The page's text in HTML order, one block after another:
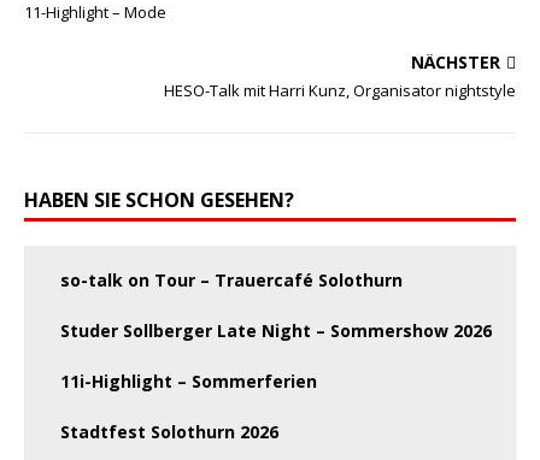
11-Highlight – Mode
NÄCHSTER
HESO-Talk mit Harri Kunz, Organisator nightstyle
HABEN SIE SCHON GESEHEN?
so-talk on Tour – Trauercafé Solothurn
Studer Sollberger Late Night – Sommershow 2026
11i-Highlight – Sommerferien
Stadtfest Solothurn 2026